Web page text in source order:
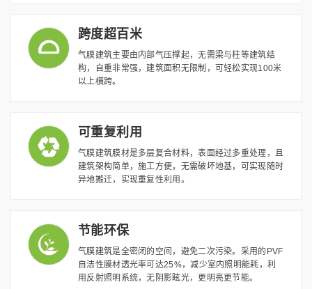
跨度超百米
气膜建筑主要由内部气压撑起，无需梁与柱等建筑结
构，自重非常强，建筑面积无限制，可轻松实现100米
以上横跨。
可重复利用
气膜建筑膜材是多层复合材料，表面经过多重处理，且
建筑架构简单，施工方便，无需破坏地基，可实现随时
异地搬迁，实现重复性利用。
节能环保
气膜建筑是全密闭的空间，避免二次污染。采用的PVF
自洁性膜材透光率可达25%，减少室内照明能耗，利
用反射照明系统，无阴影眩光，更明亮更节能。